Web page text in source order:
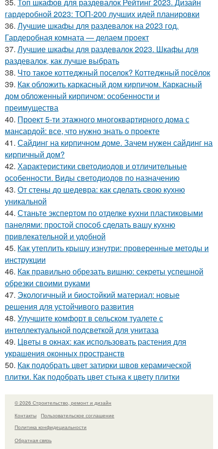
гардеробной 2023: ТОП-200 лучших идей планировки
36. Лучшие шкафы для раздевалок на 2023 год.
Гардеробная комната — делаем проект
37. Лучшие шкафы для раздевалок 2023. Шкафы для
раздевалок, как лучше выбрать
38. Что такое коттеджный поселок? Коттеджный посёлок
39. Как обложить каркасный дом кирпичом. Каркасный
дом обложенный кирпичом: особенности и
преимущества
40. Проект 5-ти этажного многоквартирного дома с
мансардой: все, что нужно знать о проекте
41. Сайдинг на кирпичном доме. Зачем нужен сайдинг на
кирпичный дом?
42. Характеристики светодиодов и отличительные
особенности. Виды светодиодов по назначению
43. От стены до шедевра: как сделать свою кухню
уникальной
44. Станьте экспертом по отделке кухни пластиковыми
панелями: простой способ сделать вашу кухню
привлекательной и удобной
45. Как утеплить крышу изнутри: проверенные методы и
инструкции
46. Как правильно обрезать вишню: секреты успешной
обрезки своими руками
47. Экологичный и биостойкий материал: новые
решения для устойчивого развития
48. Улучшите комфорт в сельском туалете с
интеллектуальной подсветкой для унитаза
49. Цветы в окнах: как использовать растения для
украшения оконных пространств
50. Как подобрать цвет затирки швов керамической
плитки. Как подобрать цвет стыка к цвету плитки
© 2026 Строительство, ремонт и дизайн
Контакты
Пользовательское соглашение
Политика конфидециальности
Обратная связь